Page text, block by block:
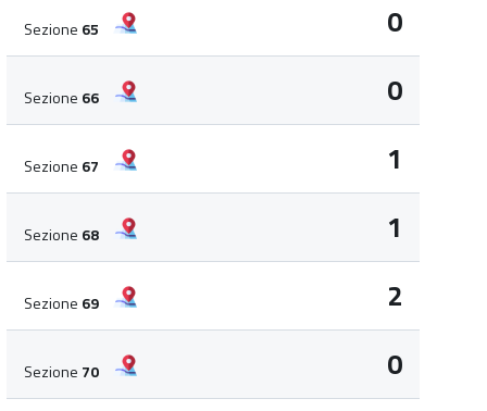
Sezione 65 0
Sezione 66 0
Sezione 67 1
Sezione 68 1
Sezione 69 2
Sezione 70 0